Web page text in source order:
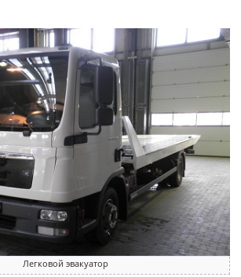
Легковой эвакуатор